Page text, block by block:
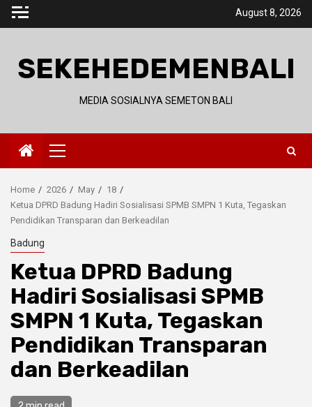
Skip
August 8, 2026
SEKEHEDEMENBALI
MEDIA SOSIALNYA SEMETON BALI
Primary
Menu
Home 2026 May
18
Ketua DPRD Badung Hadiri Sosialisasi SPMB SMPN 1 Kuta, Tegaskan
Pendidikan Transparan dan Berkeadilan
Badung
Ketua DPRD Badung
Hadiri Sosialisasi SPMB
SMPN 1 Kuta, Tegaskan
Pendidikan Transparan
dan Berkeadilan